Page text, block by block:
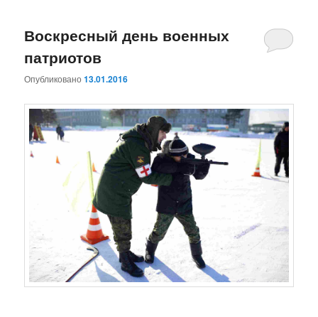
Воскресный день военных
патриотов
Опубликовано13.01.2016